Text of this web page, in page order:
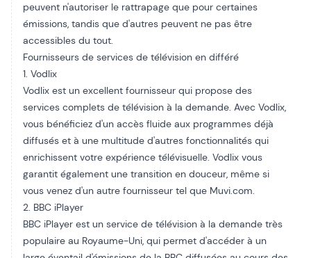
peuvent n'autoriser le rattrapage que pour certaines
émissions, tandis que d'autres peuvent ne pas être
accessibles du tout.
Fournisseurs de services de télévision en différé
1. Vodlix
Vodlix est un excellent fournisseur qui propose des
services complets de télévision à la demande. Avec Vodlix,
vous bénéficiez d'un accès fluide aux programmes déjà
diffusés et à une multitude d'autres fonctionnalités qui
enrichissent votre expérience télévisuelle. Vodlix vous
garantit également une transition en douceur, même si
vous venez d'un autre fournisseur tel que Muvi.com.
2. BBC iPlayer
BBC iPlayer est un service de télévision à la demande très
populaire au Royaume-Uni, qui permet d'accéder à un